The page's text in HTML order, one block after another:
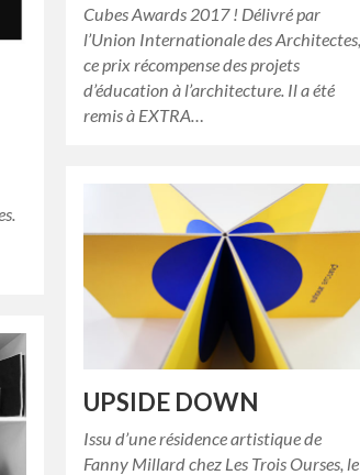
Cubes Awards 2017 ! Délivré par
l’Union Internationale des Architectes,
ce prix récompense des projets
d’éducation à l’architecture. Il a été
remis à EXTRA…
UPSIDE DOWN
Issu d’une résidence artistique de
Fanny Millard chez Les Trois Ourses, le